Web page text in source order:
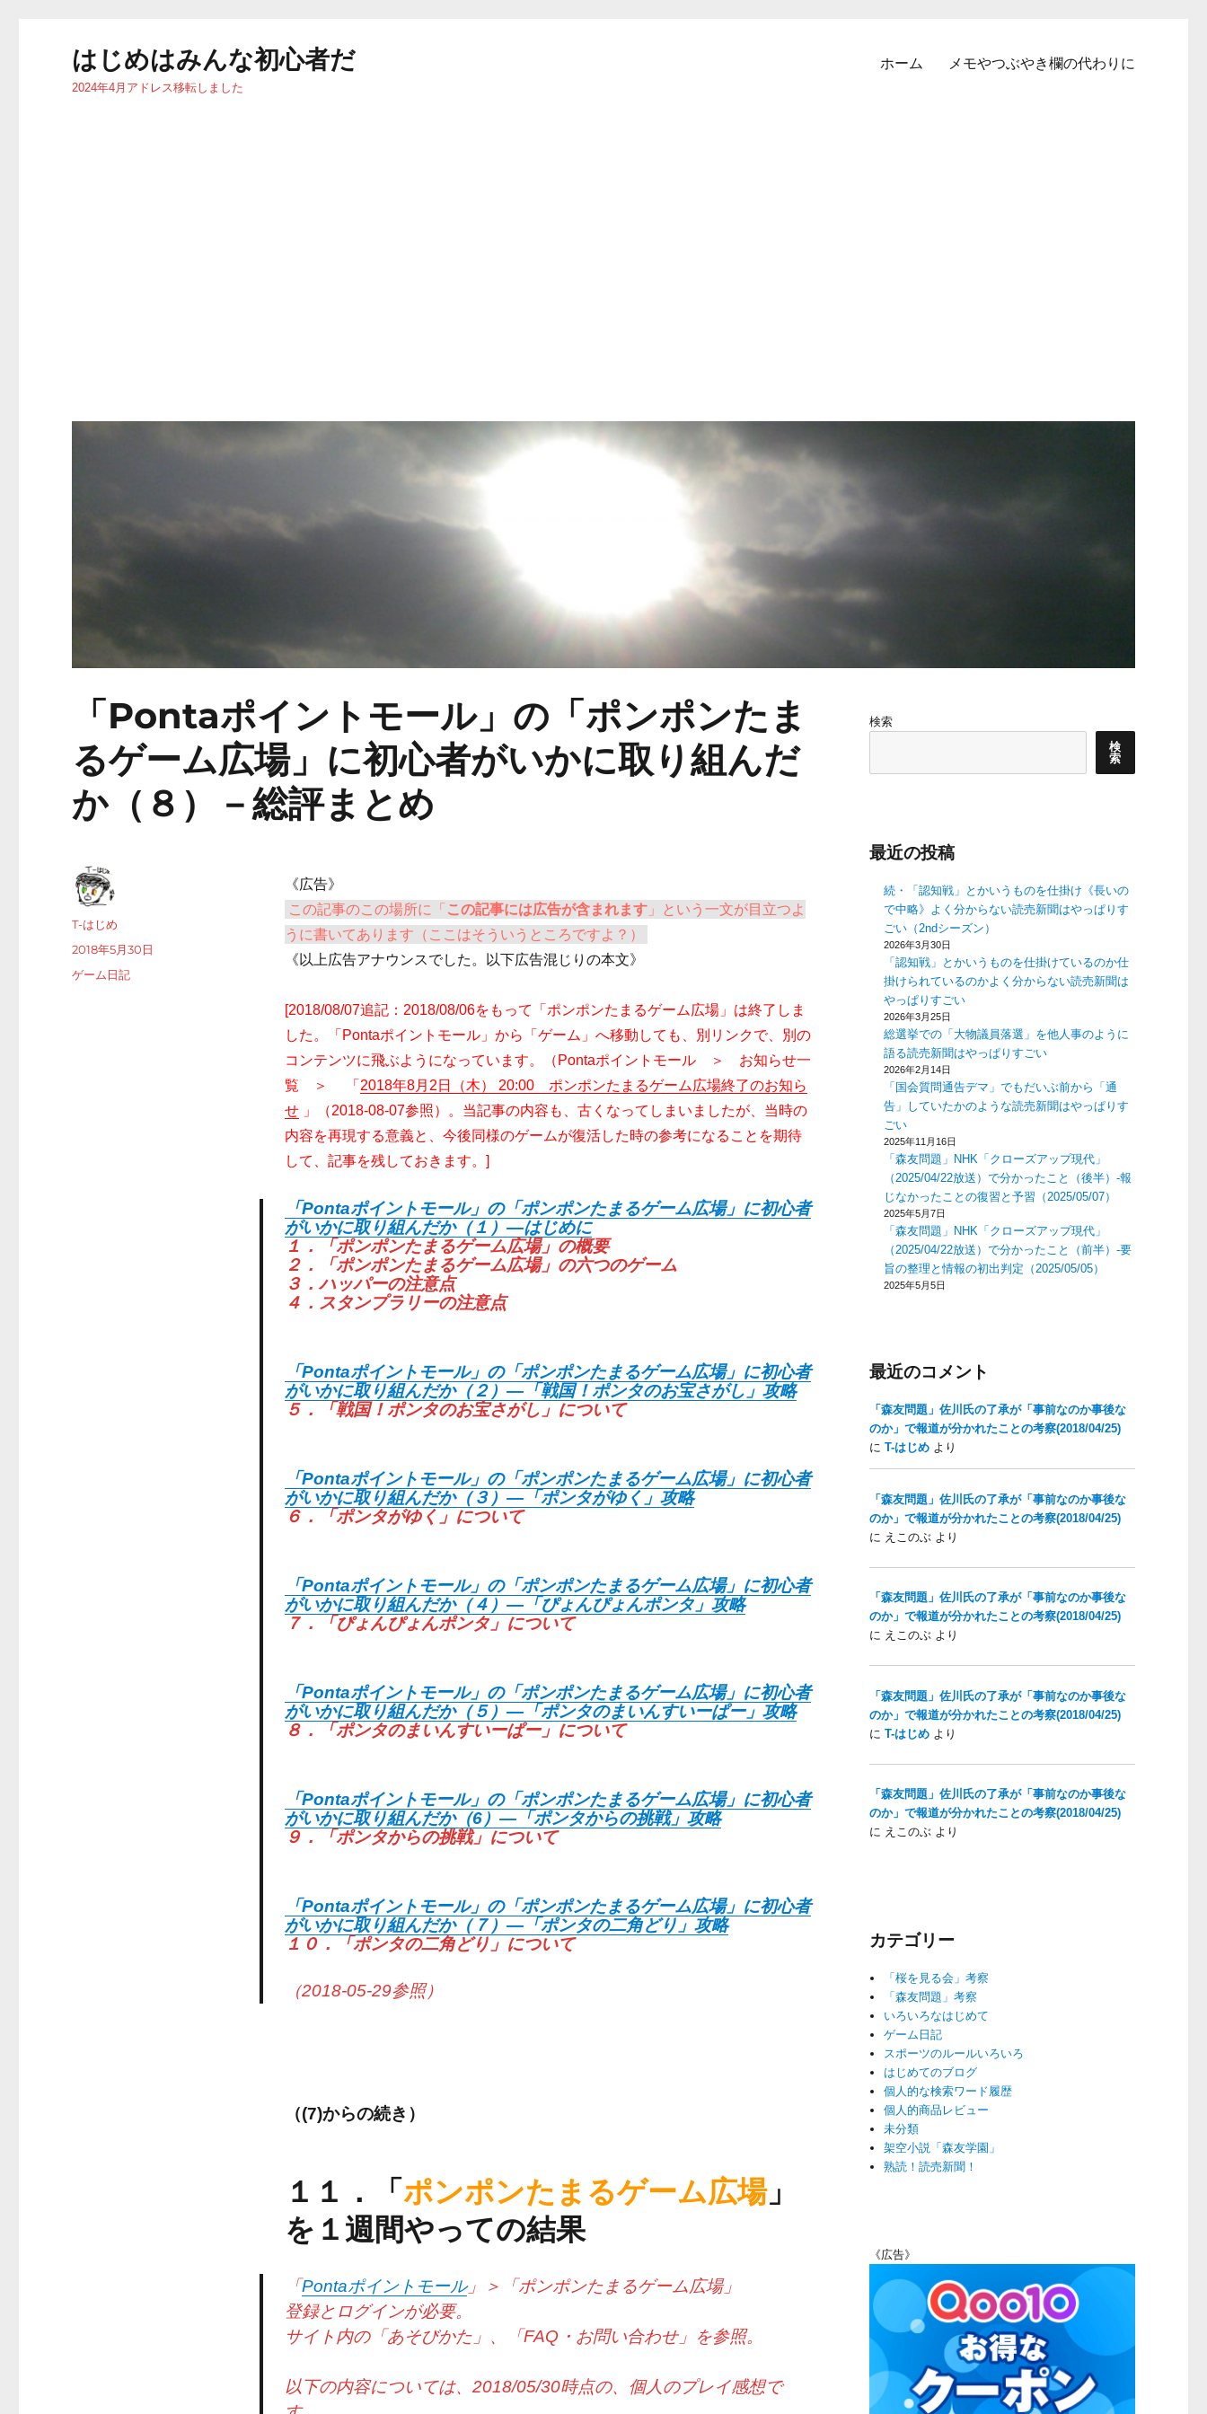
はじめはみんな初心者だ
2024年4月アドレス移転しました
ホーム メモやつぶやき欄の代わりに
「Pontaポイントモール」の「ポンポンたま
るゲーム広場」に初心者がいかに取り組んだ
か（８）－総評まとめ
《広告》
この記事のこの場所に「 この記事には広告が含まれます」という一文が目立つよ
うに書いてあります（ここはそういうところですよ？）
《以上広告アナウンスでした。以下広告混じりの本文》
[2018/08/07追記：2018/08/06をもって「ポンポンたまるゲーム広場」は終了しま
した。「Pontaポイントモール」から「ゲーム」へ移動しても、別リンクで、別の
コンテンツに飛ぶようになっています。（Pontaポイントモール ＞ お知らせ一
覧 ＞ 「 2018年8月2日（木） 20:00 ポンポンたまるゲーム広場終了のお知ら
せ」（2018-08-07参照）。当記事の内容も、古くなってしまいましたが、当時の
内容を再現する意義と、今後同様のゲームが復活した時の参考になることを期待
して、記事を残しておきます。]
「Pontaポイントモール」の「ポンポンたまるゲーム広場」に初心者
がいかに取り組んだか（１）―はじめに
１．「ポンポンたまるゲーム広場」の概要
２．「ポンポンたまるゲーム広場」の六つのゲーム
３．ハッパーの注意点
４．スタンプラリーの注意点
「Pontaポイントモール」の「ポンポンたまるゲーム広場」に初心者
がいかに取り組んだか（２）―「戦国！ポンタのお宝さがし」攻略
５．「戦国！ポンタのお宝さがし」について
「Pontaポイントモール」の「ポンポンたまるゲーム広場」に初心者
がいかに取り組んだか（３）―「ポンタがゆく」攻略
６．「ポンタがゆく」について
「Pontaポイントモール」の「ポンポンたまるゲーム広場」に初心者
がいかに取り組んだか（４）―「ぴょんぴょんポンタ」攻略
７．「ぴょんぴょんポンタ」について
「Pontaポイントモール」の「ポンポンたまるゲーム広場」に初心者
がいかに取り組んだか（５）―「ポンタのまいんすいーぱー」攻略
８．「ポンタのまいんすいーぱー」について
「Pontaポイントモール」の「ポンポンたまるゲーム広場」に初心者
がいかに取り組んだか（6）―「ポンタからの挑戦」攻略
９．「ポンタからの挑戦」について
「Pontaポイントモール」の「ポンポンたまるゲーム広場」に初心者
がいかに取り組んだか（７）―「ポンタの二角どり」攻略
１０．「ポンタの二角どり」について
（2018-05-29参照）
（(7)からの続き）
１１．「 ポンポンたまるゲーム広場」
を１週間やっての結果
「Pontaポイントモール」＞「ポンポンたまるゲーム広場」
登録とログインが必要。
サイト内の「あそびかた」、「FAQ・お問い合わせ」を参照。
以下の内容については、2018/05/30時点の、個人のプレイ感想で
投
稿
T-はじめ
投
稿
2018年5月30日
カ
ゲーム日記
検索
検
索
最近の投稿
続・「認知戦」とかいうものを仕掛け《長いの
で中略》よく分からない読売新聞はやっぱりす
ごい（2ndシーズン）
2026年3月30日
「認知戦」とかいうものを仕掛けているのか仕
掛けられているのかよく分からない読売新聞は
やっぱりすごい
2026年3月25日
総選挙での「大物議員落選」を他人事のように
語る読売新聞はやっぱりすごい
2026年2月14日
「国会質問通告デマ」でもだいぶ前から「通
告」していたかのような読売新聞はやっぱりす
ごい
2025年11月16日
「森友問題」NHK「クローズアップ現代」
（2025/04/22放送）で分かったこと（後半）-報
じなかったことの復習と予習（2025/05/07）
2025年5月7日
「森友問題」NHK「クローズアップ現代」
（2025/04/22放送）で分かったこと（前半）-要
旨の整理と情報の初出判定（2025/05/05）
2025年5月5日
最近のコメント
「森友問題」佐川氏の了承が「事前なのか事後な
のか」で報道が分かれたことの考察(2018/04/25)
に T-はじめより
「森友問題」佐川氏の了承が「事前なのか事後な
のか」で報道が分かれたことの考察(2018/04/25)
に えこのぶより
「森友問題」佐川氏の了承が「事前なのか事後な
のか」で報道が分かれたことの考察(2018/04/25)
に えこのぶより
「森友問題」佐川氏の了承が「事前なのか事後な
のか」で報道が分かれたことの考察(2018/04/25)
に T-はじめより
「森友問題」佐川氏の了承が「事前なのか事後な
のか」で報道が分かれたことの考察(2018/04/25)
に えこのぶより
カテゴリー
「桜を見る会」考察
「森友問題」考察
いろいろなはじめて
ゲーム日記
スポーツのルールいろいろ
はじめてのブログ
個人的な検索ワード履歴
個人的商品レビュー
未分類
架空小説「森友学園」
熟読！読売新聞！
《広告》